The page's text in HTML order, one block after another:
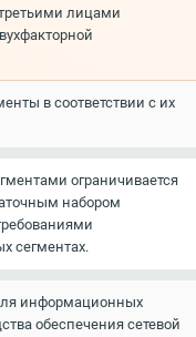
лицами
в соответствии с их
ограничивается
набором
сегментах.
информационных
обеспечения сетевой